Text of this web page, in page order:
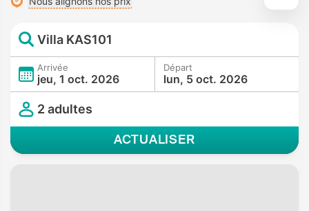
Villa KAS101
Arrivée
jeu, 1 oct. 2026
Départ
lun, 5 oct. 2026
2 adultes
ACTUALISER